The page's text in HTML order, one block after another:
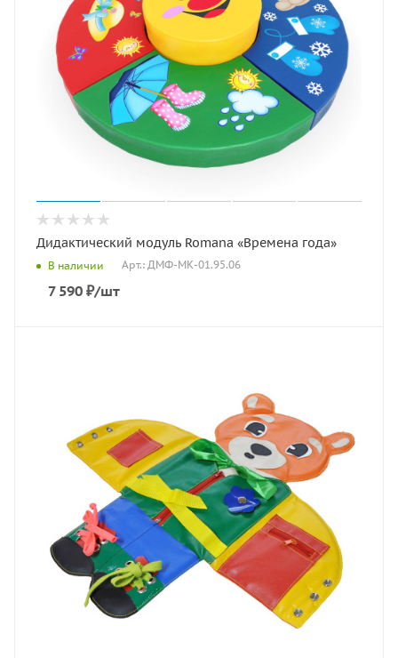
Дидактический модуль Romana «Времена года»
В наличии Арт.: ДМФ-МК-01.95.06
7 590 ₽/шт